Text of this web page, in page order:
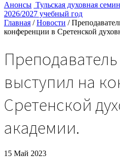
Анонсы Тульская духовная
2026/2027 учебный год
Главная / Новости /
конференции в Сретенской
выступил на
Сретенской
академии.
15 Май 2023